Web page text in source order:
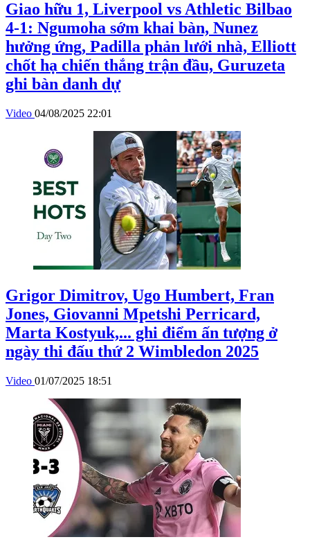
Giao hữu 1, Liverpool vs Athletic Bilbao
4-1: Ngumoha sớm khai bàn, Nunez
hưởng ứng, Padilla phản lưới nhà, Elliott
chốt hạ chiến thắng trận đầu, Guruzeta
ghi bàn danh dự
Video 04/08/2025 22:01
Grigor Dimitrov, Ugo Humbert, Fran
Jones, Giovanni Mpetshi Perricard,
Marta Kostyuk,... ghi điểm ấn tượng ở
ngày thi đấu thứ 2 Wimbledon 2025
Video 01/07/2025 18:51